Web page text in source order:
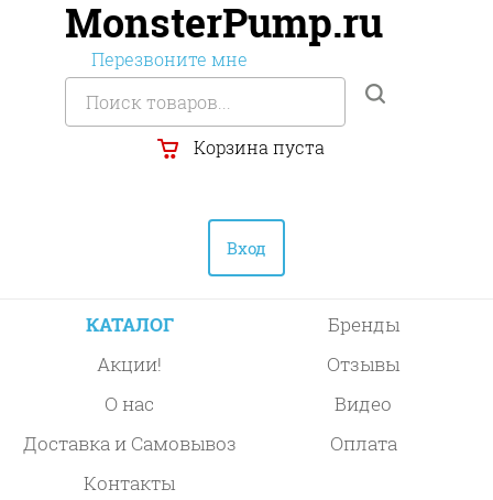
MonsterPump.ru
Перезвоните мне
Корзина пуста
Вход
КАТАЛОГ
Бренды
Акции!
Отзывы
О нас
Видео
Доставка и Самовывоз
Оплата
Контакты